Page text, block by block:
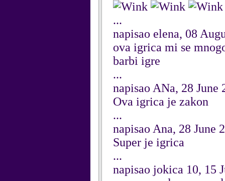
...
napisao elena, 08
ova igrica mi se
barbi igre
...
napisao ANa, 28 June
Ova igrica je zakon
...
napisao Ana, 28 June
Super je igrica
...
napisao jokica 10, 15